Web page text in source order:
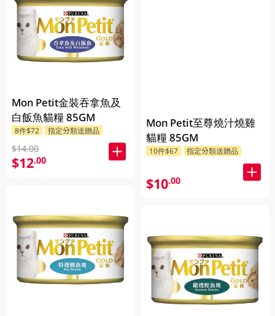
Mon Petit金裝吞拿魚及
白飯魚貓糧 85GM
8件$72 指定分類送贈品
$14.00
$12.00
Mon Petit至尊燒汁燒雞
貓糧 85GM
10件$67 指定分類送贈品
$10.00